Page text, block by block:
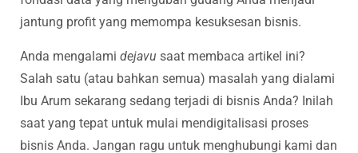
jantung profit yang memompa kesuksesan bisnis.
Anda mengalami dejavu saat membaca artikel ini?
Salah satu (atau bahkan semua) masalah yang dialami
Ibu Arum sekarang sedang terjadi di bisnis Anda? Inilah
saat yang tepat untuk mulai mendigitalisasi proses
bisnis Anda. Jangan ragu untuk menghubungi kami dan